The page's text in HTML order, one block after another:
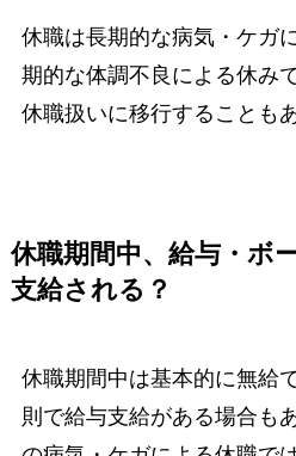
休職は長期的な病気・ケガ
期的な体調不良による休み
休職扱いに移行することも
休職期間中、給与・ボ
支給される？
休職期間中は基本的に無給
則で給与支給がある場合も